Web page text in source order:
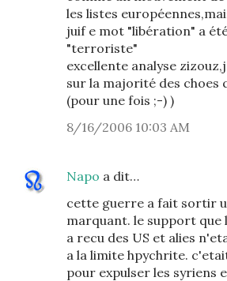
les listes
juif e mot "libération" a
"terroriste"
excellente analyse
sur la majorité des choes
(pour une fois ;-) )
8/16/2006 10:03 AM
Napo a dit…
cette guerre a fait sortir
marquant. le support que
a recu des US et alies
a la limite hpychrite.
pour expulser les syriens